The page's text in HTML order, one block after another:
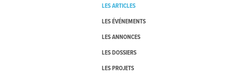
LES ARTICLES
LES ÉVÉNEMENTS
LES ANNONCES
LES DOSSIERS
LES PROJETS